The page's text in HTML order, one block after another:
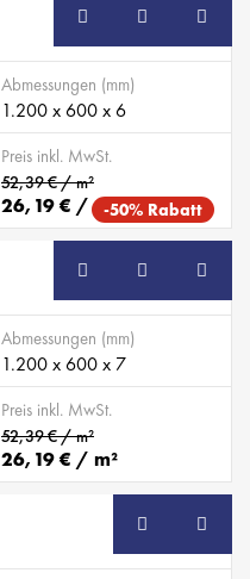
Abmessungen (mm)
1.200 x 600 x 6
Preis inkl. MwSt.
52,39 € / m²
26,19 € / m²-50% Rabatt
Abmessungen (mm)
1.200 x 600 x 7
Preis inkl. MwSt.
52,39 € / m²
26,19 € / m²
SB